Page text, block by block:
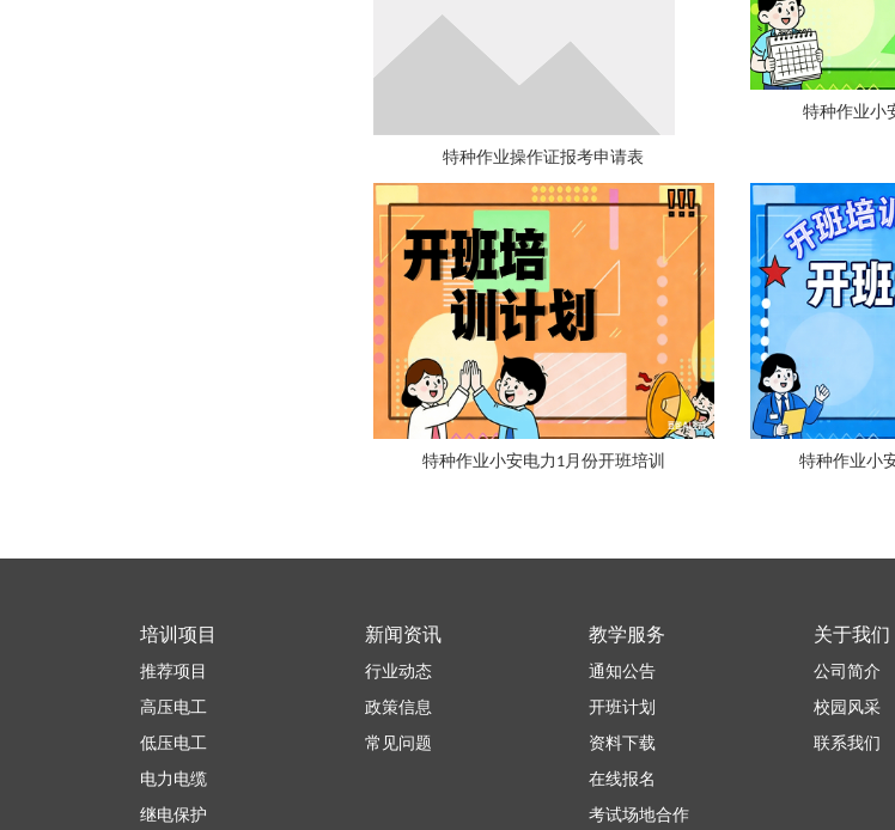
特种作业操作证报考申请表
特种作业小
特种作业小安电力1月份开班培训 特种作业小
培训项目
推荐项目
高压电工
低压电工
电力电缆
继电保护
新闻资讯
行业动态
政策信息
常见问题
教学服务
通知公告
开班计划
资料下载
在线报名
考试场地合作
关于我们
公司简介
校园风采
联系我们